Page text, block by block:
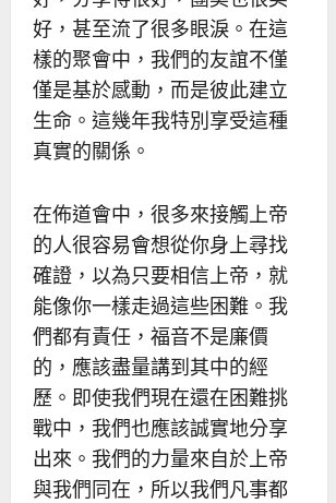
好，甚至流了很多眼淚。在這
樣的聚會中，我們的友誼不僅
僅是基於感動，而是彼此建立
生命。這幾年我特別享受這種
真實的關係。
在佈道會中，很多來接觸上帝
的人很容易會想從你身上尋找
確證，以為只要相信上帝，就
能像你一樣走過這些困難。我
們都有責任，福音不是廉價
的，應該盡量講到其中的經
歷。即使我們現在還在困難挑
戰中，我們也應該誠實地分享
出來。我們的力量來自於上帝
與我們同在，所以我們凡事都